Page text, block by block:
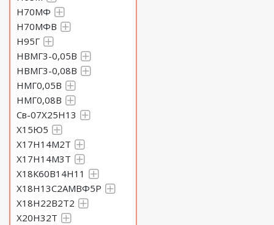
Н70МФ
Н70МФВ
Н95Г
НВМГ3-0,05В
НВМГ3-0,08В
НМГ0,05В
НМГ0,08В
Св-07Х25Н13
Х15Ю5
Х17Н14М2Т
Х17Н14М3Т
Х18К60В14Н11
Х18Н13С2АМВФ5Р
Х18Н22В2Т2
Х20Н32Т